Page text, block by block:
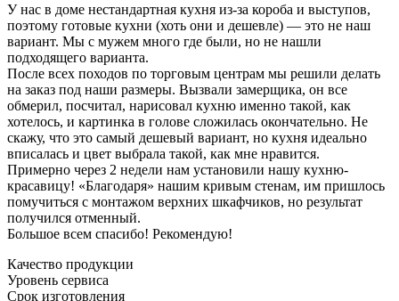
У нас в доме нестандартная кухня из-за короба и выступов,
поэтому готовые кухни (хоть они и дешевле) — это не наш
вариант. Мы с мужем много где были, но не нашли
подходящего варианта.
После всех походов по торговым центрам мы решили делать
на заказ под наши размеры. Вызвали замерщика, он все
обмерил, посчитал, нарисовал кухню именно такой, как
хотелось, и картинка в голове сложилась окончательно. Не
скажу, что это самый дешевый вариант, но кухня идеально
вписалась и цвет выбрала такой, как мне нравится.
Примерно через 2 недели нам установили нашу кухню-
красавицу! «Благодаря» нашим кривым стенам, им пришлось
помучиться с монтажом верхних шкафчиков, но результат
получился отменный.
Большое всем спасибо! Рекомендую!
Качество продукции
Уровень сервиса
Срок изготовления